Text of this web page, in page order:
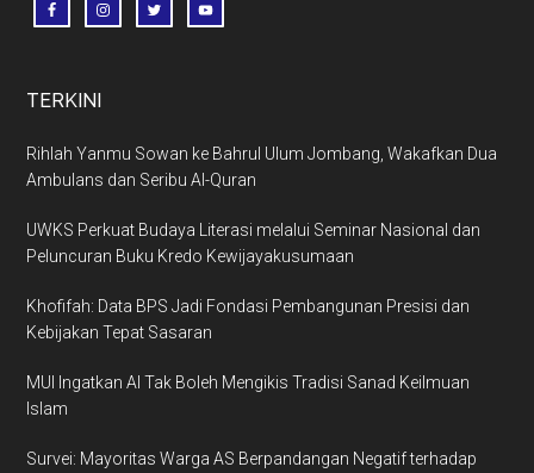
TERKINI
Rihlah Yanmu Sowan ke Bahrul Ulum Jombang, Wakafkan Dua
Ambulans dan Seribu Al-Quran
UWKS Perkuat Budaya Literasi melalui Seminar Nasional dan
Peluncuran Buku Kredo Kewijayakusumaan
Khofifah: Data BPS Jadi Fondasi Pembangunan Presisi dan
Kebijakan Tepat Sasaran
MUI Ingatkan AI Tak Boleh Mengikis Tradisi Sanad Keilmuan
Islam
Survei: Mayoritas Warga AS Berpandangan Negatif terhadap